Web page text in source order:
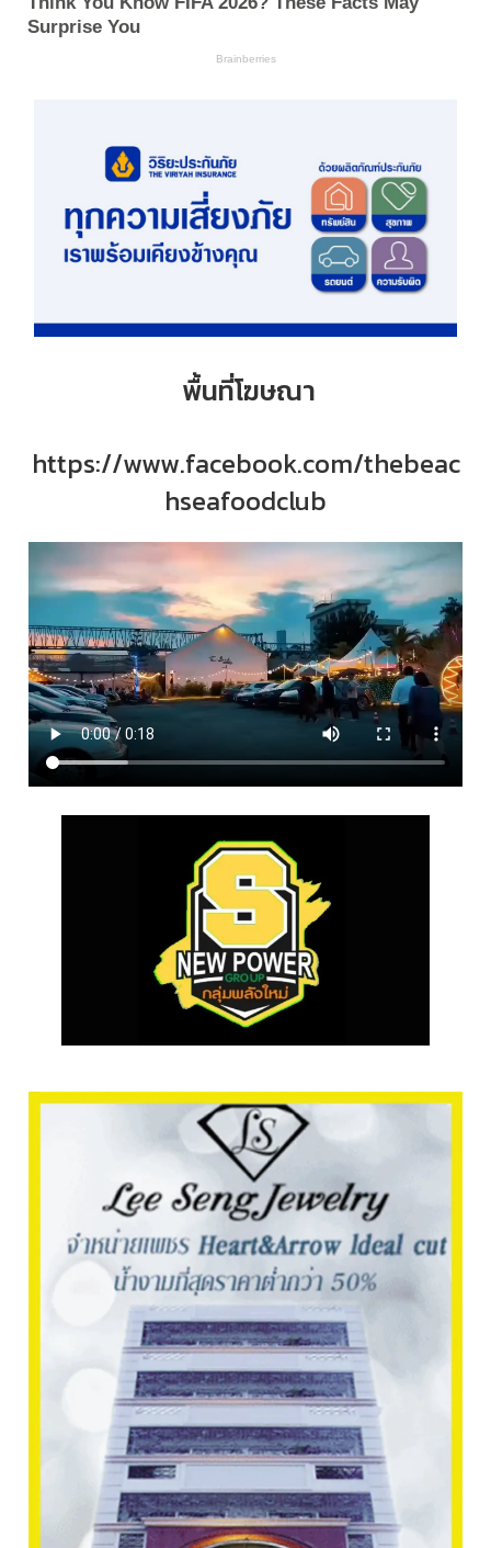
พื้นที่โฆษณา
https://www.facebook.com/thebeac
hseafoodclub